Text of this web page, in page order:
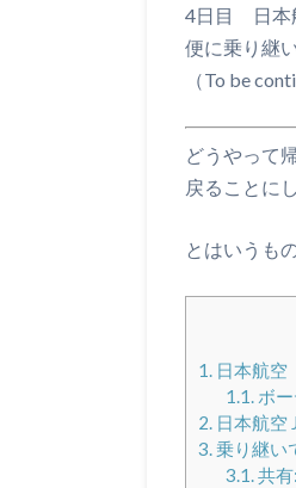
4日目 日本
便に乗り継
（To be
どうやって
戻ることに
とはいうも
1. 日本航
1.1.ボー
2. 日本航
3.乗り継い
3.1.共有: